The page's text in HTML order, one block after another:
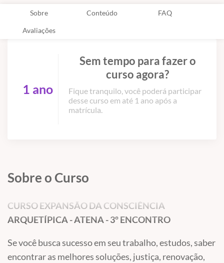
Sobre Conteúdo FAQ
Avaliações
1 ano
Sem tempo para fazer o
curso agora?
Fique tranquilo, você poderá participar
desse curso em até 1 ano após a
matrícula.
Sobre o Curso
CURSO EXPANSÃO DA CONSCIÊNCIA
ARQUETÍPICA - ATENA - 3º ENCONTRO
Se você busca sucesso em seu trabalho, estudos, saber
encontrar as melhores soluções, justiça, renovação,